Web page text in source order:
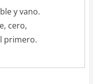
y vano.
cero,
primero.